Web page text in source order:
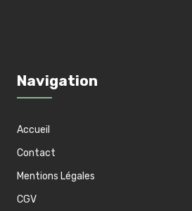
Navigation
Accueil
Contact
Mentions Légales
CGV